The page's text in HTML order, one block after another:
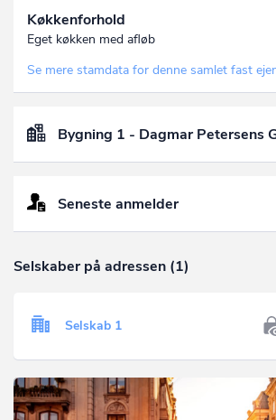
Køkkenforhold
Eget køkken med afløb
Se mere stamdata for denne samlet fast
Bygning 1 - Dagmar Petersens
Seneste anmelder
Selskaber på adressen (1)
Selskab 1